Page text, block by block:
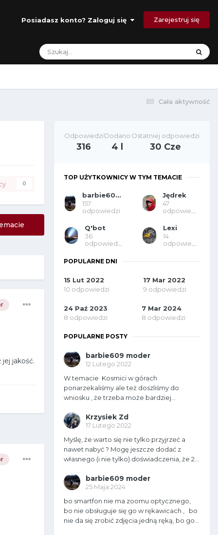
Posiadasz konto? Zaloguj się Zarejestruj się
Cała aktywność
0
jakość.
Odpowiedzi
316
Dodano
4 l
Ostatniej odpowiedzi
30 Cze
TOP UŻYTKOWNICY W TYM TEMACIE
barbie609 moder
157
odpowiedzi
Jędrek
47
Q'bot
36
Lexi
14
POPULARNE DNI
15 Lut 2022
10 odpowiedzi
17 Mar 2022
9 odpowiedzi
24 Paź 2023
8 odpowiedzi
7 Mar 2024
8 odpowiedzi
POPULARNE POSTY
barbie609 moder
12 Lutego 2022
W temacie Kosmici w górach
ponarzekaliśmy ale też doszliśmy do
wniosku , że trzeba może bardziej...
Krzysiek Zd
17 Lutego 2022
Myślę, że warto się nie tylko przyjrzeć a
nawet nabyć ? Mogę jeszcze dodać z
własnego (i nie tylko) doświadczenia, że 2...
barbie609 moder
25 Maja 2024
bo smartfon nie ma zoomu optycznego,
bo nie obsługuje się go w rękawicach , bo
nie da się zrobić zdjęcia jedną ręką, bo go...